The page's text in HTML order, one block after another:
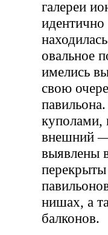
галереи
овальное
имелись
свою
куполами,
внешний
выявлены
нишах, а
балконов.